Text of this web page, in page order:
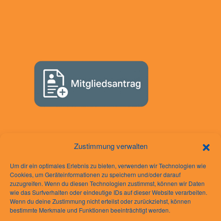
Zustimmung verwalten
Um dir ein optimales Erlebnis zu bieten, verwenden wir Technologien wie
Cookies, um Geräteinformationen zu speichern und/oder darauf
zuzugreifen. Wenn du diesen Technologien zustimmst, können wir Daten
wie das Surfverhalten oder eindeutige IDs auf dieser Website verarbeiten.
Wenn du deine Zustimmung nicht erteilst oder zurückziehst, können
bestimmte Merkmale und Funktionen beeinträchtigt werden.
Rechtliches
Impressum